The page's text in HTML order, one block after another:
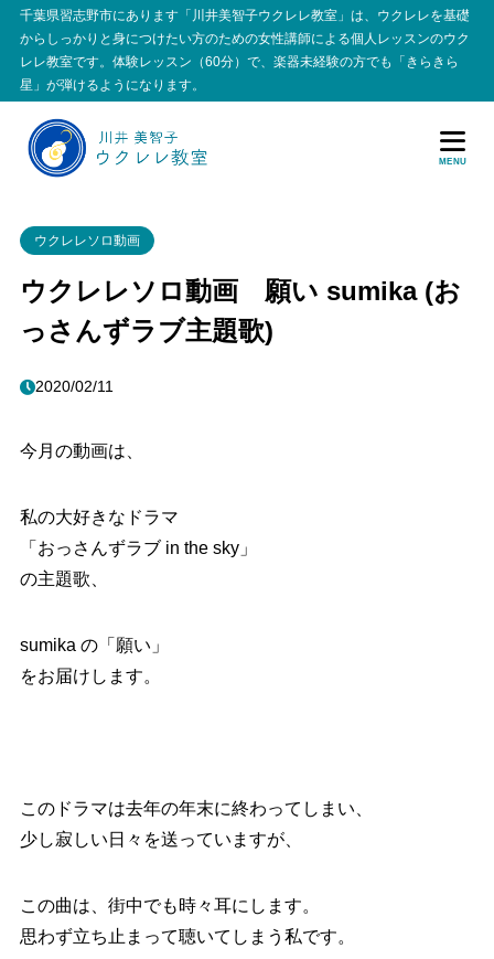
千葉県習志野市にあります「川井美智子ウクレレ教室」は、ウクレレを基礎
からしっかりと身につけたい方のための女性講師による個人レッスンのウク
レレ教室です。体験レッスン（60分）で、楽器未経験の方でも「きらきら
星」が弾けるようになります。
MENU
ウクレレソロ動画
ウクレレソロ動画 願い sumika (お
っさんずラブ主題歌)
2020/02/11
今月の動画は、
私の大好きなドラマ
「おっさんずラブ in the sky」
の主題歌、
sumika の「願い」
をお届けします。
このドラマは去年の年末に終わってしまい、
少し寂しい日々を送っていますが、
この曲は、街中でも時々耳にします。
思わず立ち止まって聴いてしまう私です。